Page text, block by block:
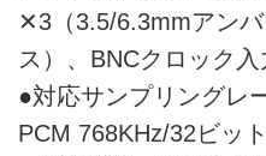
✕3（3.5/6.3mmアン
ス）、BNCクロック
●対応サンプリングレ
PCM 768KHz/32ビッ